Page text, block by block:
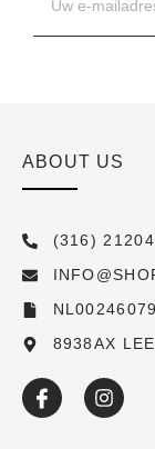
ABOUT US
(316)
8938AX